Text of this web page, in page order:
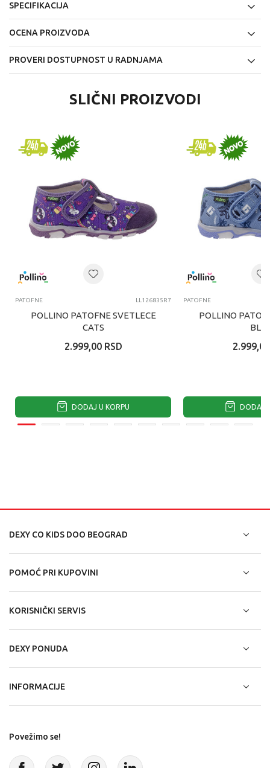
SPECIFIKACIJA
OCENA PROIZVODA
PROVERI DOSTUPNOST U RADNJAMA
SLIČNI PROIZVODI
PATOFNE LL126835R7
POLLINO PATOFNE SVETLECE
CATS
2.999,00 RSD
DODAJ U KORPU
PATOFNE
POLLINO
2.999,00
DODAJ
DEXY CO KIDS DOO BEOGRAD
POMOĆ PRI KUPOVINI
KORISNIČKI SERVIS
DEXY PONUDA
INFORMACIJE
Povežimo se!